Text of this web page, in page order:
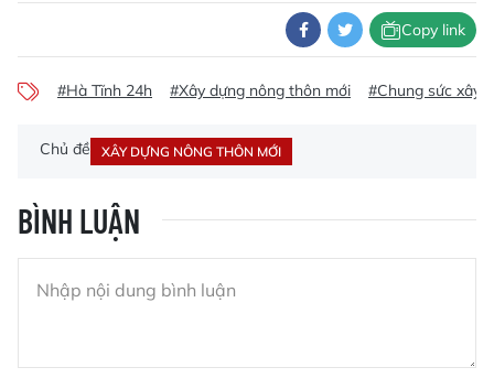
Copy link
#Hà Tĩnh 24h #Xây dựng nông thôn mới #Chung sức xây
Chủ đề XÂY DỰNG NÔNG THÔN MỚI
BÌNH LUẬN